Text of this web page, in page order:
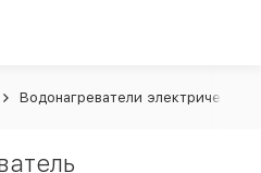
Водонагреватели электрические